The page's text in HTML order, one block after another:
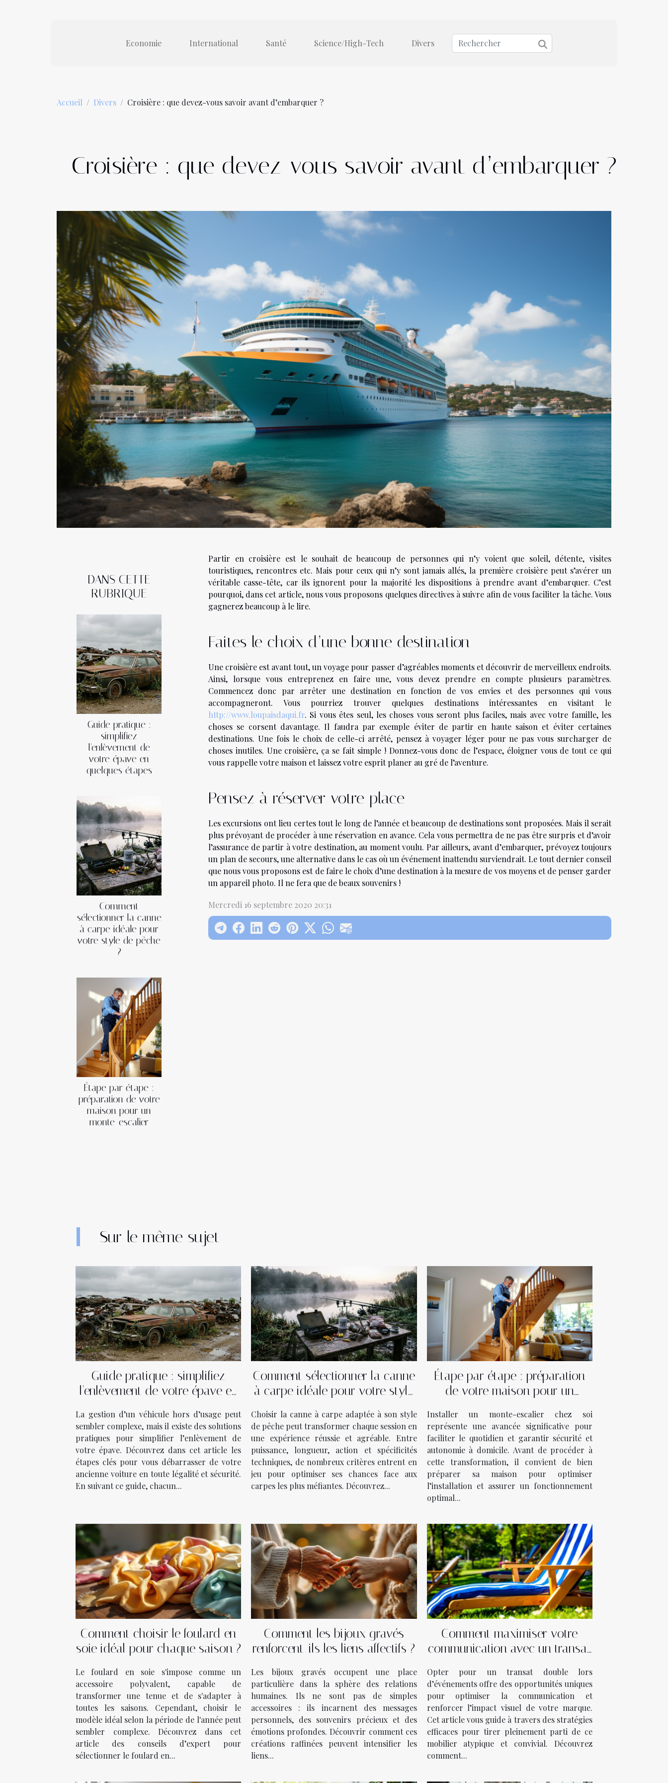
Economie International Santé Science/High-Tech Divers
Accueil Divers Croisière : que devez-vous savoir avant d’embarquer ?
Croisière : que devez-vous savoir avant d’embarquer ?
DANS CETTE
RUBRIQUE
Guide pratique :
simplifiez
l'enlèvement de
votre épave en
quelques étapes
Comment
sélectionner la canne
à carpe idéale pour
votre style de pêche
?
Étape par étape :
préparation de votre
maison pour un
monte-escalier
Partir en croisière est le souhait de beaucoup de personnes qui n’y voient que soleil, détente, visites
touristiques, rencontres etc. Mais pour ceux qui n’y sont jamais allés, la première croisière peut s’avérer un
véritable casse-tête, car ils ignorent pour la majorité les dispositions à prendre avant d’embarquer. C’est
pourquoi, dans cet article, nous vous proposons quelques directives à suivre afin de vous faciliter la tâche. Vous
gagnerez beaucoup à le lire.
Faites le choix d’une bonne destination
Une croisière est avant tout, un voyage pour passer d’agréables moments et découvrir de merveilleux endroits.
Ainsi, lorsque vous entreprenez en faire une, vous devez prendre en compte plusieurs paramètres.
Commencez donc par arrêter une destination en fonction de vos envies et des personnes qui vous
accompagneront. Vous pourriez trouver quelques destinations intéressantes en visitant le
http://www.loupaisdaqui.fr. Si vous êtes seul, les choses vous seront plus faciles, mais avec votre famille, les
choses se corsent davantage. Il faudra par exemple éviter de partir en haute saison et éviter certaines
destinations. Une fois le choix de celle-ci arrêté, pensez à voyager léger pour ne pas vous surcharger de
choses inutiles. Une croisière, ça se fait simple ! Donnez-vous donc de l’espace, éloigner vous de tout ce qui
vous rappelle votre maison et laissez votre esprit planer au gré de l’aventure.
Pensez à réserver votre place
Les excursions ont lieu certes tout le long de l’année et beaucoup de destinations sont proposées. Mais il serait
plus prévoyant de procéder à une réservation en avance. Cela vous permettra de ne pas être surpris et d’avoir
l’assurance de partir à votre destination, au moment voulu. Par ailleurs, avant d’embarquer, prévoyez toujours
un plan de secours, une alternative dans le cas où un événement inattendu surviendrait. Le tout dernier conseil
que nous vous proposons est de faire le choix d’une destination à la mesure de vos moyens et de penser garder
un appareil photo. Il ne fera que de beaux souvenirs !
Mercredi 16 septembre 2020 20:31
Sur le même sujet
Guide pratique : simplifiez
l'enlèvement de votre épave en
La gestion d’un véhicule hors d’usage peut
sembler complexe, mais il existe des solutions
pratiques pour simplifier l’enlèvement de
votre épave. Découvrez dans cet article les
étapes clés pour vous débarrasser de votre
ancienne voiture en toute légalité et sécurité.
En suivant ce guide, chacun...
Comment sélectionner la canne
à carpe idéale pour votre style
Choisir la canne à carpe adaptée à son style
de pêche peut transformer chaque session en
une expérience réussie et agréable. Entre
puissance, longueur, action et spécificités
techniques, de nombreux critères entrent en
jeu pour optimiser ses chances face aux
carpes les plus méfiantes. Découvrez...
Étape par étape : préparation
de votre maison pour un
Installer un monte-escalier chez soi
représente une avancée significative pour
faciliter le quotidien et garantir sécurité et
autonomie à domicile. Avant de procéder à
cette transformation, il convient de bien
préparer sa maison pour optimiser
l’installation et assurer un fonctionnement
optimal...
Comment choisir le foulard en
soie idéal pour chaque saison ?
Le foulard en soie s'impose comme un
accessoire polyvalent, capable de
transformer une tenue et de s'adapter à
toutes les saisons. Cependant, choisir le
modèle idéal selon la période de l'année peut
sembler complexe. Découvrez dans cet
article des conseils d’expert pour
sélectionner le foulard en...
Comment les bijoux gravés
renforcent-ils les liens affectifs ?
Les bijoux gravés occupent une place
particulière dans la sphère des relations
humaines. Ils ne sont pas de simples
accessoires : ils incarnent des messages
personnels, des souvenirs précieux et des
émotions profondes. Découvrir comment ces
créations raffinées peuvent intensifier les
liens...
Comment maximiser votre
communication avec un transat
Opter pour un transat double lors
d’événements offre des opportunités uniques
pour optimiser la communication et
renforcer l’impact visuel de votre marque.
Cet article vous guide à travers des stratégies
efficaces pour tirer pleinement parti de ce
mobilier atypique et convivial. Découvrez
comment...